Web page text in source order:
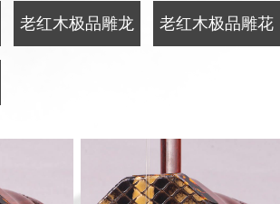
老红木极品雕龙 老红木极品雕花